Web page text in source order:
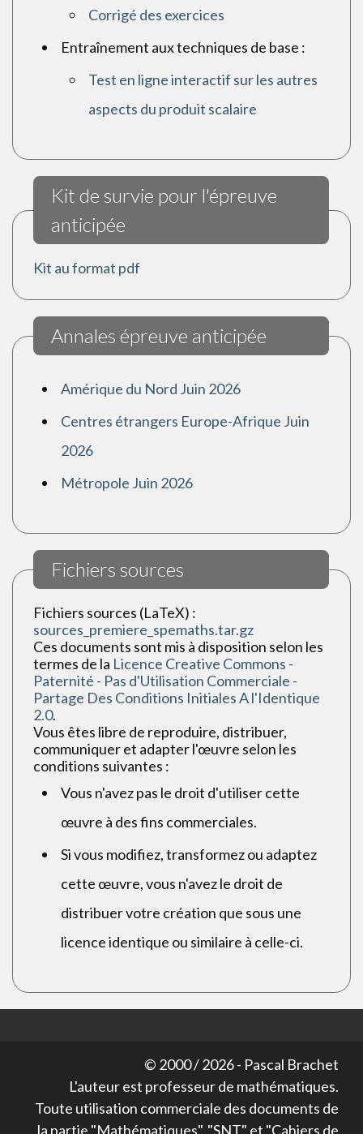
Corrigé des exercices
Entraînement aux techniques de base :
Test en ligne interactif sur les autres
aspects du produit scalaire
Kit de survie pour l'épreuve
anticipée
Kit au format pdf
Annales épreuve anticipée
Amérique du Nord Juin 2026
Centres étrangers Europe-Afrique Juin
2026
Métropole Juin 2026
Fichiers sources
Fichiers sources (LaTeX) :
sources_premiere_spemaths.tar.gz
Ces documents sont mis à disposition selon les
termes de la Licence Creative Commons -
Paternité - Pas d'Utilisation Commerciale -
Partage Des Conditions Initiales A l'Identique
2.0.
Vous êtes libre de reproduire, distribuer,
communiquer et adapter l'œuvre selon les
conditions suivantes :
Vous n'avez pas le droit d'utiliser cette
œuvre à des fins commerciales.
Si vous modifiez, transformez ou adaptez
cette œuvre, vous n'avez le droit de
distribuer votre création que sous une
licence identique ou similaire à celle-ci.
© 2000 /2026- Pascal Brachet
L'auteur est professeur de mathématiques.
Toute utilisation commerciale des documents de
la partie "Mathématiques", "SNT" et "Cahiers de